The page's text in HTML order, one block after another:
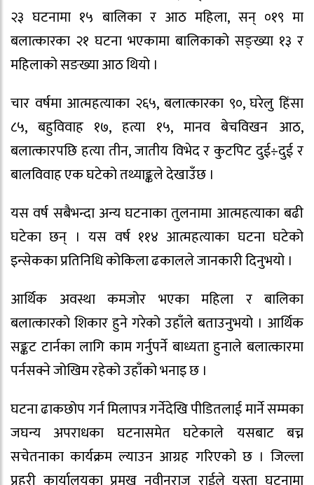
२३ घटनामा १५ बालिका र आठ महिला, सन् ०१९ मा
बलात्कारका २१ घटना भएकामा बालिकाको सङ्ख्या १३ र
महिलाको सङख्या आठ थियो ।
चार वर्षमा आत्महत्याका २६५, बलात्कारका ९०, घरेलु हिंसा
८५, बहुविवाह १७, हत्या १५, मानव बेचविखन आठ,
बलात्कारपछि हत्या तीन, जातीय विभेद र कुटपिट दुई÷दुई र
बालविवाह एक घटेको तथ्याङ्कले देखाउँछ ।
यस वर्ष सबैभन्दा अन्य घटनाका तुलनामा आत्महत्याका बढी
घटेका छन् । यस वर्ष ११४ आत्महत्याका घटना घटेको
इन्सेकका प्रतिनिधि कोकिला ढकालले जानकारी दिनुभयो ।
आर्थिक अवस्था कमजोर भएका महिला र बालिका
बलात्कारको शिकार हुने गरेको उहाँले बताउनुभयो । आर्थिक
सङ्कट टार्नका लागि काम गर्नुपर्ने बाध्यता हुनाले बलात्कारमा
पर्नसक्ने जोखिम रहेको उहाँको भनाइ छ ।
घटना ढाकछोप गर्न मिलापत्र गर्नेदेखि पीडितलाई मार्ने सम्मका
जघन्य अपराधका घटनासमेत घटेकाले यसबाट बच्न
सचेतनाका कार्यक्रम ल्याउन आग्रह गरिएको छ । जिल्ला